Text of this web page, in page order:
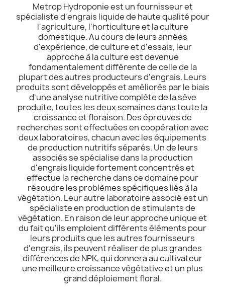
Metrop Hydroponie est un fournisseur et
spécialiste d'engrais liquide de haute qualité pour
l'agriculture, l'horticulture et la culture
domestique. Au cours de leurs années
d'expérience, de culture et d'essais, leur
approche à la culture est devenue
fondamentalement différente de celle de la
plupart des autres producteurs d'engrais. Leurs
produits sont développés et améliorés par le biais
d'une analyse nutritive complète de la sève
produite, toutes les deux semaines dans toute la
croissance et floraison. Des épreuves de
recherches sont effectuées en coopération avec
deux laboratoires, chacun avec les équipements
de production nutritifs séparés. Un de leurs
associés se spécialise dans la production
d'engrais liquide fortement concentrés et
effectue la recherche dans ce domaine pour
résoudre les problèmes spécifiques liés à la
végétation. Leur autre laboratoire associé est un
spécialiste en production de stimulants de
végétation. En raison de leur approche unique et
du fait qu'ils emploient différents éléments pour
leurs produits que les autres fournisseurs
d'engrais, ils peuvent réaliser de plus grandes
différences de NPK, qui donnera au cultivateur
une meilleure croissance végétative et un plus
grand déploiement floral.